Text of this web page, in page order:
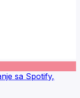
sa Spotify,